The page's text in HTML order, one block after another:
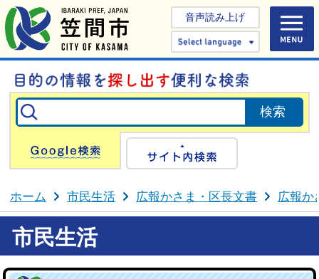
音声読み上げ
Select
Google検索
ホーム 市民生活 広報かさま・区長文書 広報か
市民生活